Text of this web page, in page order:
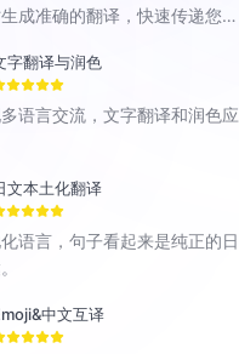
成准确的翻译，快速传递您的
字翻译与润色
语言交流，文字翻译和润色应
文本土化翻译
语言，句子看起来是纯正的日
中文互译